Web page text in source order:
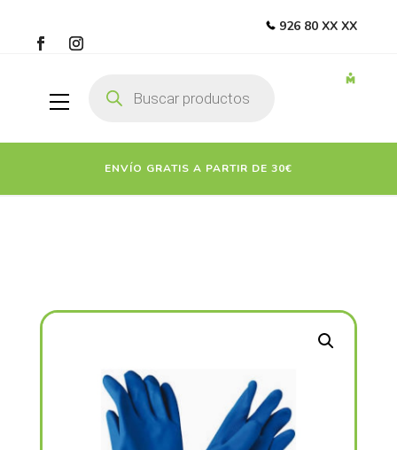
926 80 XX XX
productos
ENVÍO GRATIS A PARTIR DE 30€